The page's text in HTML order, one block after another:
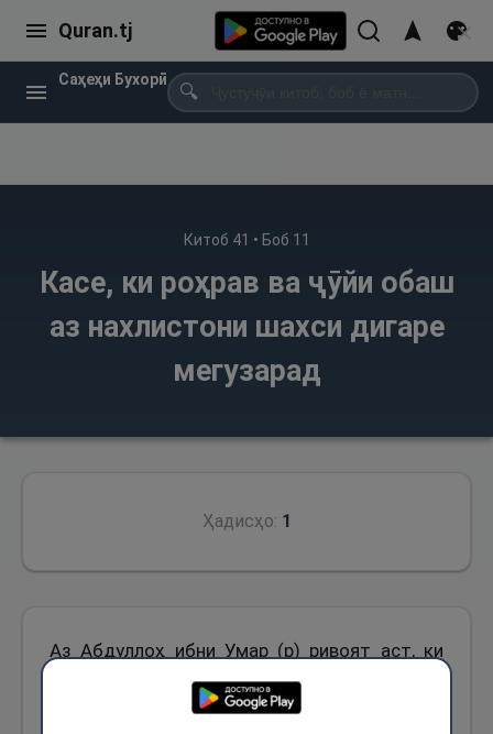
Quran.tj
Саҳеҳи Бухорӣ
🔍
Китоб 41 • Боб 11
Касе, ки роҳрав ва ҷӯйи обаш
аз нахлистони шахси дигаре
мегузарад
Ҳадисҳо: 1
Аз Абдуллоҳ ибни Умар (р) ривоят аст, ки
гуфт: Аз Паёмбари Худо (с) шунидам, ки
фармуданд: «Агар касе дарахти хурмоеро